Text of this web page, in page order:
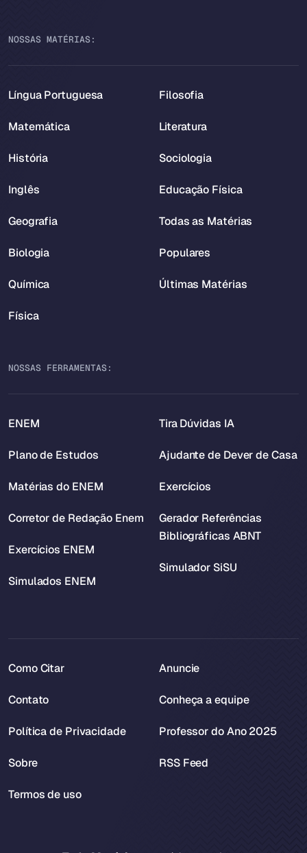
NOSSAS MATÉRIAS:
Língua Portuguesa
Matemática
História
Inglês
Geografia
Biologia
Química
Física
Filosofia
Literatura
Sociologia
Educação Física
Todas as Matérias
Populares
Últimas Matérias
NOSSAS FERRAMENTAS:
ENEM
Plano de Estudos
Matérias do ENEM
Corretor de Redação Enem
Exercícios ENEM
Simulados ENEM
Tira Dúvidas IA
Ajudante de Dever de Casa
Exercícios
Gerador Referências
Bibliográficas ABNT
Simulador SiSU
Como Citar
Contato
Política de Privacidade
Sobre
Termos de uso
Anuncie
Conheça a equipe
Professor do Ano 2025
RSS Feed